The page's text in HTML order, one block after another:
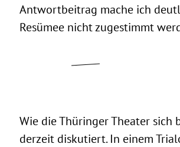
Antwortbeitrag mache ich
Resümee nicht zugestimmt
Wie die Thüringer Theater
derzeit diskutiert. In einem